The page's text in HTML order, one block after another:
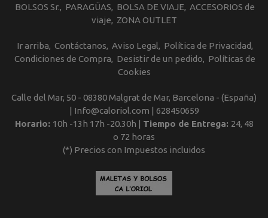
BOLSOS Sr.
PARAGÜAS BOLSA DE VIAJE ACCESORIOS de
viaje
ZONA OUTLET
Ir arriba Contáctanos Aviso Legal
Política de Privacidad
Condiciones de Compra
Desistir de un pedido
Políticas de
Cookies
Calle del Mar, 50 - 08380 Malgrat de Mar, Barcelona - (España)
| Info@caloriol.com | 628450659
Horario: 10h -13h 17h -20.30h | Tiempo de Entrega: 24, 48
o 72 horas
(*) Precios con Impuestos incluidos